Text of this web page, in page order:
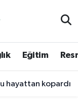
Eğitim
hayattan kopardı